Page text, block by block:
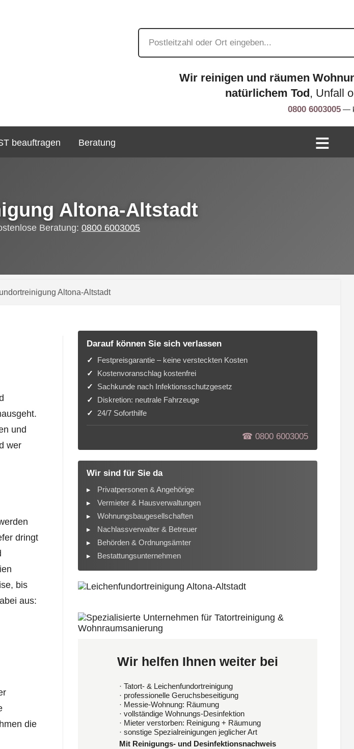
Wir reinigen und räumen
natürlichem Tod, Unfall
0800 6003005 —
beauftragen Beratung
Altona-Altstadt
Beratung: 0800 6003005
Altona-Altstadt
und
wer
dringt
bis
aus:
die
Darauf können Sie sich verlassen
Festpreisgarantie – keine versteckten Kosten
Kostenvoranschlag kostenfrei
Sachkunde nach Infektionsschutzgesetz
Diskretion: neutrale Fahrzeuge
24/7 Soforthilfe
☎︎ 0800 6003005
Wir sind für Sie da
Privatpersonen & Angehörige
Vermieter & Hausverwaltungen
Wohnungsbaugesellschaften
Nachlassverwalter & Betreuer
Behörden & Ordnungsämter
Bestattungsunternehmen
Wir helfen Ihnen weiter bei
· Tatort- & Leichenfundortreinigung
· professionelle Geruchsbeseitigung
· Messie-Wohnung: Räumung
· vollständige Wohnungs-Desinfektion
· Mieter verstorben: Reinigung + Räumung
· sonstige Spezialreinigungen jeglicher Art
Mit Reinigungs- und Desinfektionsnachweis